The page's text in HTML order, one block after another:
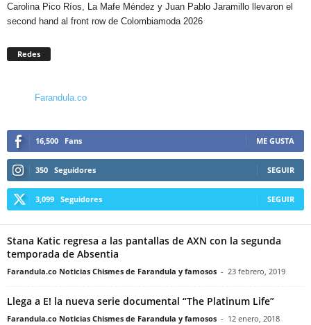
Carolina Pico Ríos, La Mafe Méndez y Juan Pablo Jaramillo llevaron el
second hand al front row de Colombiamoda 2026
Redes
Farandula.co
16,500 Fans ME GUSTA
350 Seguidores SEGUIR
3,099 Seguidores SEGUIR
Stana Katic regresa a las pantallas de AXN con la segunda
temporada de Absentia
Farandula.co Noticias Chismes de Farandula y famosos - 23 febrero, 2019
Llega a E! la nueva serie documental “The Platinum Life”
Farandula.co Noticias Chismes de Farandula y famosos - 12 enero, 2018